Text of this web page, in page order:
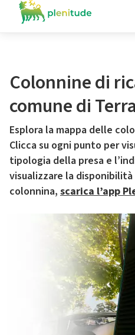
Colonnine di
comune di
Esplora la mappa delle
Clicca su ogni punto per
tipologia della presa e
visualizzare la
colonnina, scarica l’app